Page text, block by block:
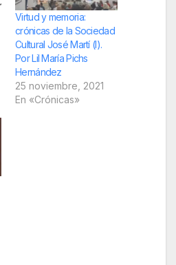
Virtud y memoria:
crónicas de la Sociedad
Cultural José Martí (I).
Por Lil María Pichs
Hernández
25 noviembre, 2021
En «Crónicas»